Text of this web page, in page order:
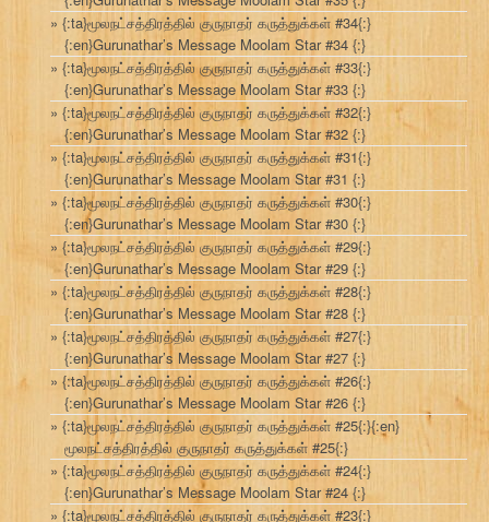
{:ta}மூலநட்சத்திரத்தில் குருநாதர் கருத்துக்கள் #34{:}
{:en}Gurunathar’s Message Moolam Star #34 {:}
{:ta}மூலநட்சத்திரத்தில் குருநாதர் கருத்துக்கள் #33{:}
{:en}Gurunathar’s Message Moolam Star #33 {:}
{:ta}மூலநட்சத்திரத்தில் குருநாதர் கருத்துக்கள் #32{:}
{:en}Gurunathar’s Message Moolam Star #32 {:}
{:ta}மூலநட்சத்திரத்தில் குருநாதர் கருத்துக்கள் #31{:}
{:en}Gurunathar’s Message Moolam Star #31 {:}
{:ta}மூலநட்சத்திரத்தில் குருநாதர் கருத்துக்கள் #30{:}
{:en}Gurunathar’s Message Moolam Star #30 {:}
{:ta}மூலநட்சத்திரத்தில் குருநாதர் கருத்துக்கள் #29{:}
{:en}Gurunathar’s Message Moolam Star #29 {:}
{:ta}மூலநட்சத்திரத்தில் குருநாதர் கருத்துக்கள் #28{:}
{:en}Gurunathar’s Message Moolam Star #28 {:}
{:ta}மூலநட்சத்திரத்தில் குருநாதர் கருத்துக்கள் #27{:}
{:en}Gurunathar’s Message Moolam Star #27 {:}
{:ta}மூலநட்சத்திரத்தில் குருநாதர் கருத்துக்கள் #26{:}
{:en}Gurunathar’s Message Moolam Star #26 {:}
{:ta}மூலநட்சத்திரத்தில் குருநாதர் கருத்துக்கள் #25{:}{:en}
மூலநட்சத்திரத்தில் குருநாதர் கருத்துக்கள் #25{:}
{:ta}மூலநட்சத்திரத்தில் குருநாதர் கருத்துக்கள் #24{:}
{:en}Gurunathar’s Message Moolam Star #24 {:}
{:ta}மூலநட்சத்திரத்தில் குருநாதர் கருத்துக்கள் #23{:}